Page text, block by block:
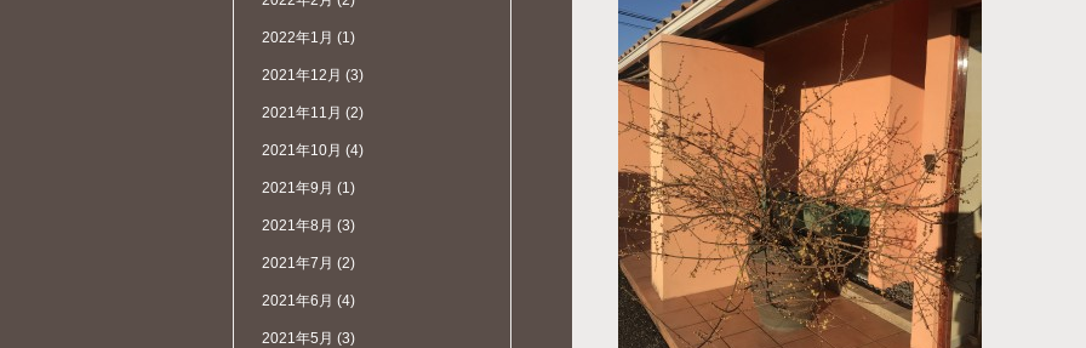
2022年1月 (1)
2021年12月 (3)
2021年11月 (2)
2021年10月 (4)
2021年9月 (1)
2021年8月 (3)
2021年7月 (2)
2021年6月 (4)
2021年5月 (3)